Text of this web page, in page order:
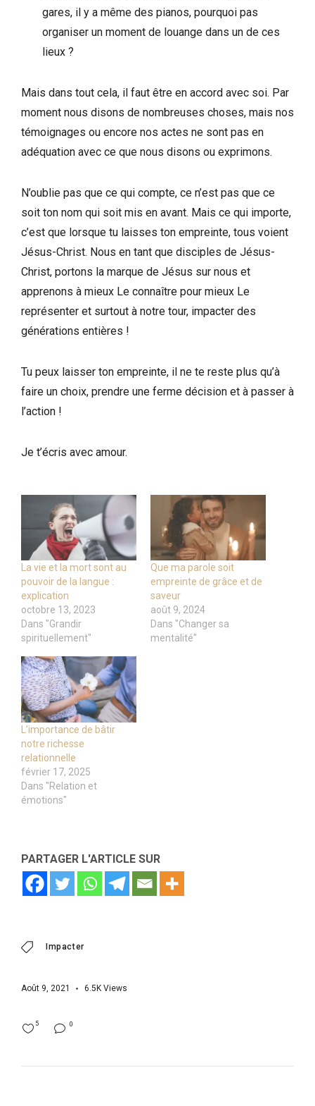
gares, il y a même des pianos, pourquoi pas
organiser un moment de louange dans un de ces
lieux ?
Mais dans tout cela, il faut être en accord avec soi. Par
moment nous disons de nombreuses choses, mais nos
témoignages ou encore nos actes ne sont pas en
adéquation avec ce que nous disons ou exprimons.
N’oublie pas que ce qui compte, ce n’est pas que ce
soit ton nom qui soit mis en avant. Mais ce qui importe,
c’est que lorsque tu laisses ton empreinte, tous voient
Jésus-Christ. Nous en tant que disciples de Jésus-
Christ, portons la marque de Jésus sur nous et
apprenons à mieux Le connaître pour mieux Le
représenter et surtout à notre tour, impacter des
générations entières !
Tu peux laisser ton empreinte, il ne te reste plus qu’à
faire un choix, prendre une ferme décision et à passer à
l’action !
Je t’écris avec amour.
La vie et la mort sont au
pouvoir de la langue :
explication
octobre 13, 2023
Dans "Grandir
spirituellement"
Que ma parole soit
empreinte de grâce et de
saveur
août 9, 2024
Dans "Changer sa
mentalité"
L’importance de bâtir
notre richesse
relationnelle
février 17, 2025
Dans "Relation et
émotions"
PARTAGER L'ARTICLE SUR
Impacter
Août 9, 2021 6.5K Views
0
5